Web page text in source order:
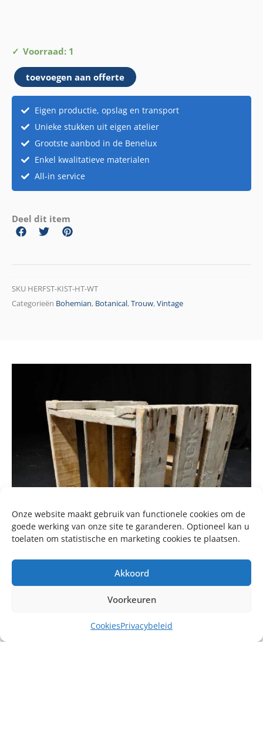
Onze website maakt gebruik van functionele cookies om de
goede werking van onze site te garanderen. Optioneel kan u
toelaten om statistische en marketing cookies te plaatsen.
Akkoord
Voorkeuren
CookiesPrivacybeleid
Voorraad: 1
Houten
kistje
wit
aantal
toevoegen aan offerte
Eigen productie, opslag en transport
Unieke stukken uit eigen atelier
Grootste aanbod in de Benelux
Enkel kwalitatieve materialen
All-in service
Deel dit item
SKU HERFST-KIST-HT-WT
Categorieën Bohemian, Botanical,Trouw,Vintage